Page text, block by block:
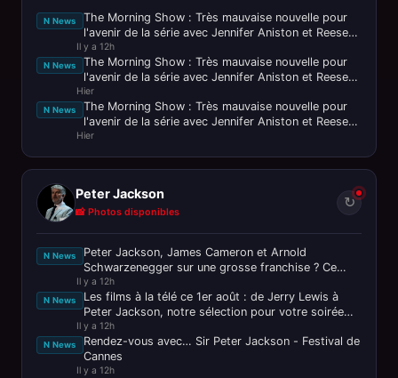
N News
The Morning Show : Très mauvaise nouvelle pour
l'avenir de la série avec Jennifer Aniston et Reese
Witherspoon
Il y a 12h
N News
The Morning Show : Très mauvaise nouvelle pour
l'avenir de la série avec Jennifer Aniston et Reese
Witherspoon
Hier
N News
The Morning Show : Très mauvaise nouvelle pour
l'avenir de la série avec Jennifer Aniston et Reese
Witherspoon
Hier
Peter Jackson
📸 Photos disponibles
↻
N News
Peter Jackson, James Cameron et Arnold
Schwarzenegger sur une grosse franchise ? Ce
n’est pas passé loin !
Il y a 12h
N News
Les films à la télé ce 1er août : de Jerry Lewis à
Peter Jackson, notre sélection pour votre soirée
ciné
Il y a 12h
N News
Rendez-vous avec… Sir Peter Jackson - Festival de
Cannes
Il y a 12h